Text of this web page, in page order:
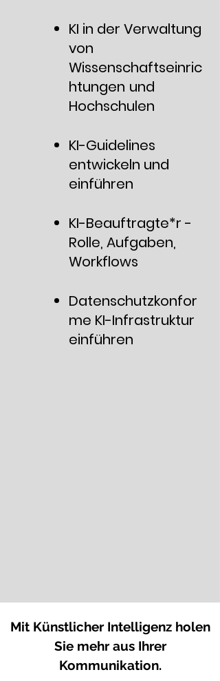
KI in der Verwaltung
von
Wissenschaftseinric
htungen und
Hochschulen
KI-Guidelines
entwickeln und
einführen
KI-Beauftragte*r -
Rolle, Aufgaben,
Workflows​
Datenschutzkonfor
me KI-Infrastruktur
einführen
Mit Künstlicher Intelligenz holen
Sie mehr aus Ihrer
Kommunikation.